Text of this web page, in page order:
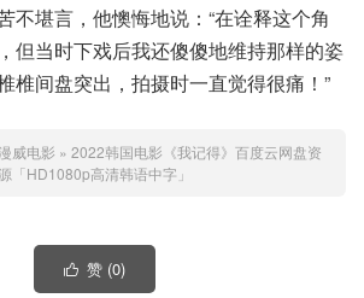
不堪言，他懊悔地说：“在诠释这个角
但当时下戏后我还傻傻地维持那样的姿
椎间盘突出，拍摄时一直觉得很痛！”
威电影 » 2022韩国电影《我记得》百度云网盘资
「HD1080p高清韩语中字」
 赞 (0)